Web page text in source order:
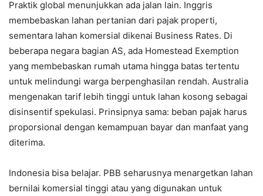
Praktik global menunjukkan ada jalan lain. Inggris
membebaskan lahan pertanian dari pajak properti,
sementara lahan komersial dikenai Business Rates. Di
beberapa negara bagian AS, ada Homestead Exemption
yang membebaskan rumah utama hingga batas tertentu
untuk melindungi warga berpenghasilan rendah. Australia
mengenakan tarif lebih tinggi untuk lahan kosong sebagai
disinsentif spekulasi. Prinsipnya sama: beban pajak harus
proporsional dengan kemampuan bayar dan manfaat yang
diterima.
Indonesia bisa belajar. PBB seharusnya menargetkan lahan
bernilai komersial tinggi atau yang digunakan untuk